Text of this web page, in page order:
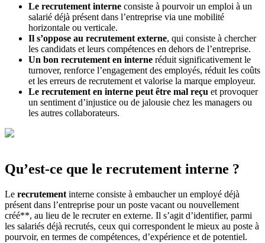
Le recrutement interne consiste à pourvoir un emploi à un
salarié déjà présent dans l’entreprise via une mobilité
horizontale ou verticale.
Il s’oppose au recrutement externe, qui consiste à chercher
les candidats et leurs compétences en dehors de l’entreprise.
Un bon recrutement en interne réduit significativement le
turnover, renforce l’engagement des employés, réduit les coûts
et les erreurs de recrutement et valorise la marque employeur.
Le recrutement en interne peut être mal reçu et provoquer
un sentiment d’injustice ou de jalousie chez les managers ou
les autres collaborateurs.
Qu’est-ce que le recrutement interne ?
Le recrutement interne consiste à embaucher un employé déjà
présent dans l’entreprise pour un poste vacant ou nouvellement
créé**, au lieu de le recruter en externe. Il s’agit d’identifier, parmi
les salariés déjà recrutés, ceux qui correspondent le mieux au poste à
pourvoir, en termes de compétences, d’expérience et de potentiel.